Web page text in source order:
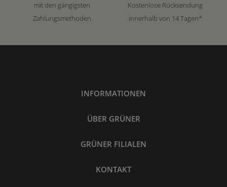
mit den gängigsten
Zahlungsmethoden
Kostenlose Rücksendung
innerhalb von 14 Tagen*
INFORMATIONEN
ÜBER GRÜNER
GRÜNER FILIALEN
KONTAKT